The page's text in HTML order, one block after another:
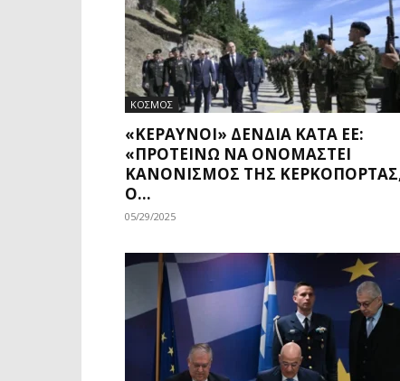
ΚΟΣΜΟΣ
«ΚΕΡΑΥΝΟΊ» ΔΈΝΔΙΑ ΚΑΤΆ ΕΕ:
«ΠΡΟΤΕΊΝΩ ΝΑ ΟΝΟΜΑΣΤΕΊ
ΚΑΝΟΝΙΣΜΌΣ ΤΗΣ
Ο...
05/29/2025